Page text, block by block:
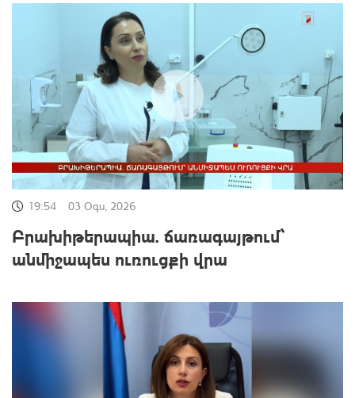
19:54 03 Օգս, 2026
Բրախիթերապիա. ճառագայթում՝
անմիջապես ուռուցքի վրա